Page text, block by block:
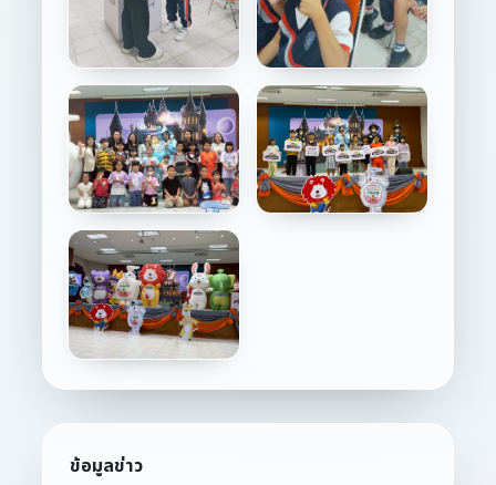
ข้อมูลข่าว